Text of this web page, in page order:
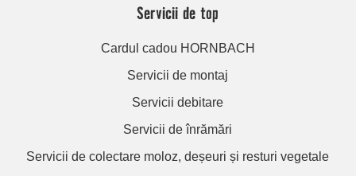
Servicii de top
Cardul cadou HORNBACH
Servicii de montaj
Servicii debitare
Servicii de înrămări
Servicii de colectare moloz, deșeuri și resturi vegetale